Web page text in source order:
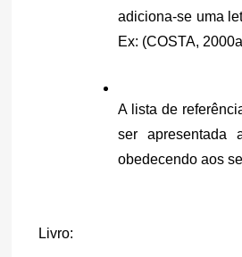
adiciona-se uma
Ex: (COSTA,
A lista de
ser apresentada
obedecendo aos
Livro: